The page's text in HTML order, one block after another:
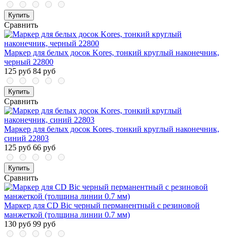
Купить
Сравнить
Маркер для белых досок Kores, тонкий круглый наконечник,
черный 22800
125 руб 84 руб
Купить
Сравнить
Маркер для белых досок Kores, тонкий круглый наконечник,
синий 22803
125 руб 66 руб
Купить
Сравнить
Маркер для CD Bic черный перманентный с резиновой
манжеткой (толщина линии 0.7 мм)
130 руб 99 руб